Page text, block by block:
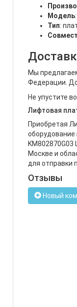
Модель
Тип:
Мы
Федерации.
Не упустите
Лифтовая
Приобретая
Москве и
для
Отзывы
Новый